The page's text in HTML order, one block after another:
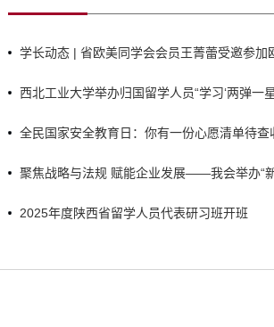
学长动态 | 省欧美同学会会员王菁蕾受邀参加
庆祝建党105周年暨《中俄睦邻友好合作条约》
西北工业大学举办归国留学人员“学习‘两弹一
时代”主题研修班
全民国家安全教育日：你有一份心愿清单待查
聚焦战略与法规 赋能企业发展——我会举办“
续发展战略及法规政策解读”主题大讲堂活动
2025年度陕西省留学人员代表研习班开班